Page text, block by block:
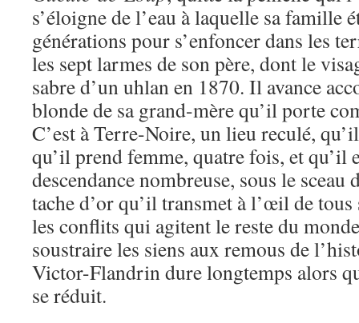
s’éloigne de l’eau à laquelle sa famille
générations pour s’enfoncer dans les
les sept larmes de son père, dont le
sabre d’un uhlan en 1870. Il avance
blonde de sa grand-mère qu’il porte
C’est à Terre-Noire, un lieu reculé,
qu’il prend femme, quatre fois, et qu’il
descendance nombreuse, sous le sceau
tache d’or qu’il transmet à l’œil de tous
les conflits qui agitent le reste du
soustraire les siens aux remous de
Victor-Flandrin dure longtemps alors
se réduit.